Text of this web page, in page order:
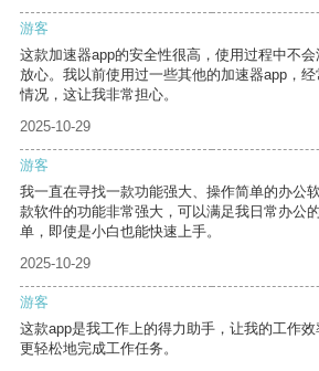
游客
这款加速器app的安全性很高，使用过程中不
放心。我以前使用过一些其他的加速器app，
情况，这让我非常担心。
2025-10-29
游客
我一直在寻找一款功能强大、操作简单的办公
款软件的功能非常强大，可以满足我日常办公
单，即使是小白也能快速上手。
2025-10-29
游客
这款app是我工作上的得力助手，让我的工作
更轻松地完成工作任务。